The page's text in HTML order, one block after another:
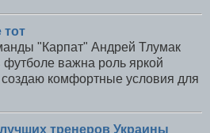
тот
"Карпат" Андрей Тлумак
футболе важна роль яркой
комфортные условия для
тренеров Украины